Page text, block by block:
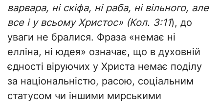
варвара, ні скіфа, ні раба, ні вільного, але
все і у всьому Христос» (Кол. 3:11), до
уваги не бралися. Фраза «немає ні
елліна, ні юдея» означає, що в духовній
єдності віруючих у Христа немає поділу
за національністю, расою, соціальним
статусом чи іншими мирськими